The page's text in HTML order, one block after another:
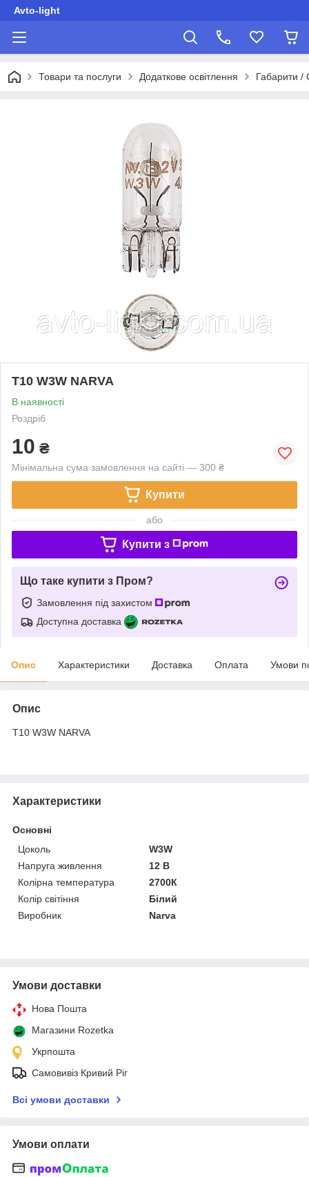
Avto-light
Товари та послуги Додаткове освітлення Габарити /
T10 W3W NARVA
В наявності
Роздріб
10 ₴
Мінімальна сума замовлення на сайті — 300 ₴
Купити
або
Купити з
Що таке купити з Пром?
Замовлення під захистом
Доступна доставка
Опис Характеристики Доставка Оплата Умови
Опис
T10 W3W NARVA
Характеристики
Основні
Цоколь
W3W
Напруга живлення
12 В
Колірна температура
2700К
Колір світіння
Білий
Виробник
Narva
Умови доставки
Нова Пошта
Магазини Rozetka
Укрпошта
Самовивіз Кривий Ріг
Всі умови доставки
Умови оплати